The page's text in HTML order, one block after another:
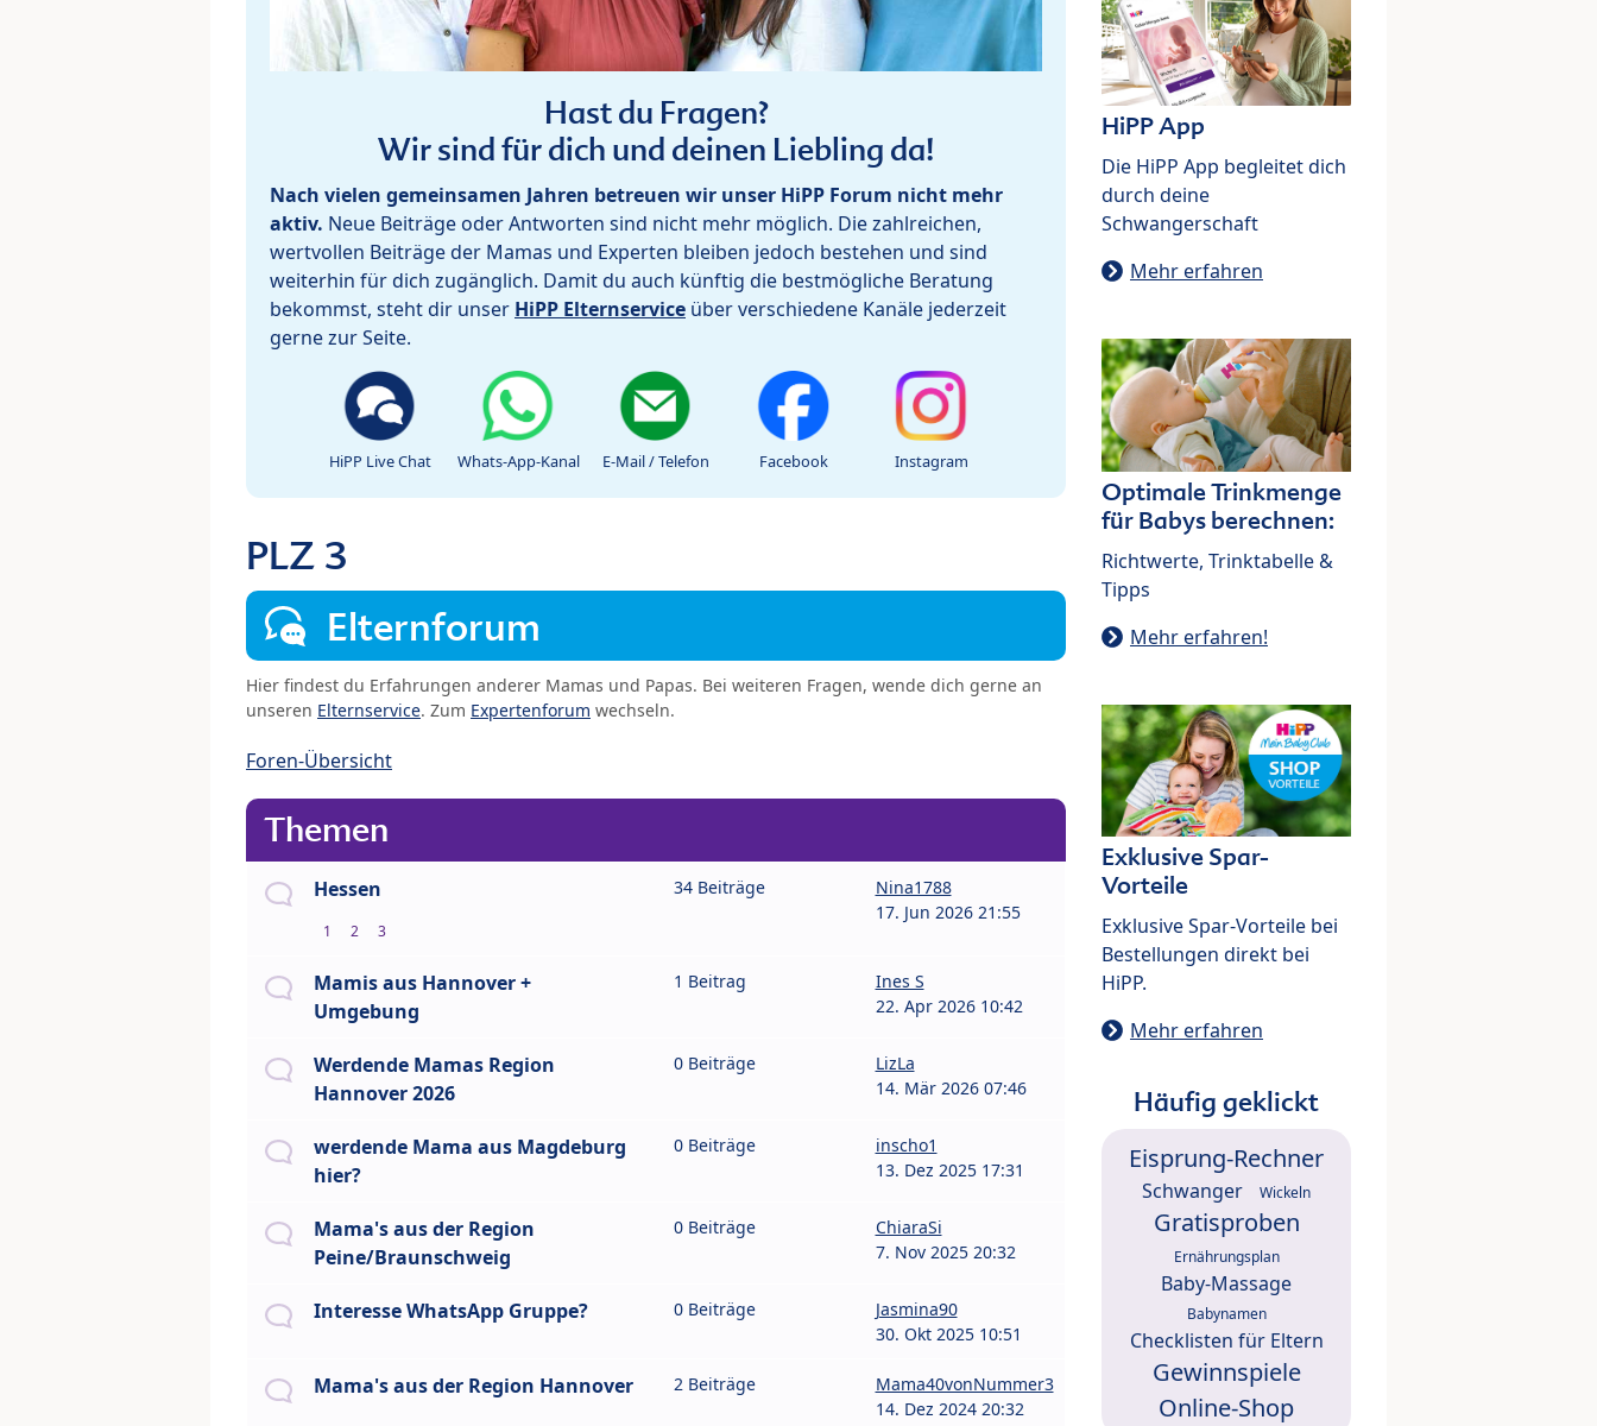
Hast du Fragen?
Wir sind für dich und deinen Liebling da!
Nach vielen gemeinsamen Jahren betreuen wir unser HiPP Forum nicht mehr
aktiv. Neue Beiträge oder Antworten sind nicht mehr möglich. Die zahlreichen,
wertvollen Beiträge der Mamas und Experten bleiben jedoch bestehen und sind
weiterhin für dich zugänglich. Damit du auch künftig die bestmögliche Beratung
bekommst, steht dir unser HiPP Elternservice über verschiedene Kanäle jederzeit
gerne zur Seite.
HiPP Live Chat Whats-App-Kanal E-Mail / Telefon Facebook Instagram
PLZ 3
Elternforum
Hier findest du Erfahrungen anderer Mamas und Papas. Bei weiteren Fragen, wende dich gerne an
unseren Elternservice. Zum Expertenforum wechseln.
Foren-Übersicht
Themen
Hessen
1 2 3
34 Beiträge
Nina1788
17. Jun 2026 21:55
Mamis aus Hannover +
Umgebung
1 Beitrag
Ines S
22. Apr 2026 10:42
Werdende Mamas Region
Hannover 2026
0 Beiträge
LizLa
14. Mär 2026 07:46
werdende Mama aus Magdeburg
hier?
0 Beiträge
inscho1
13. Dez 2025 17:31
Mama's aus der Region
Peine/Braunschweig
0 Beiträge
ChiaraSi
7. Nov 2025 20:32
Interesse WhatsApp Gruppe? 0 Beiträge
Jasmina90
30. Okt 2025 10:51
Mama's aus der Region Hannover 2 Beiträge
Mama40vonNummer3
14. Dez 2024 20:32
HiPP App
Die HiPP App begleitet dich
durch deine
Schwangerschaft
Mehr erfahren
Optimale Trinkmenge
für Babys berechnen:
Richtwerte, Trinktabelle &
Tipps
Mehr erfahren!
Exklusive Spar-
Vorteile
Exklusive Spar-Vorteile bei
Bestellungen direkt bei
HiPP.
Mehr erfahren
Häufig geklickt
Eisprung-Rechner
Schwanger Wickeln
Gratisproben
Ernährungsplan
Baby-Massage
Babynamen
Checklisten für Eltern
Gewinnspiele
Online-Shop